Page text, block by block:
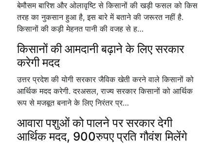
बेमौसम बारिश और ओलावृष्टि से किसानों की खड़ी फसल को किस
तरह का नुकसान हुआ है, इस बारे में बताने की जरूरत नहीं है.
किसानों की कड़ी मेहनत पानी की वजह से ह…
किसानों की आमदानी बढ़ाने के लिए सरकार
करेगी मदद
उत्तर प्रदेश की योगी सरकार जैविक खेती करने वाले किसानों को
आर्थिक मदद करेगी. दरअसल, राज्य सरकार किसानों को आर्थिक
रूप से मजबूत बनाने के लिए निरंतर प्र…
आवारा पशुओं को पालने पर सरकार देगी
आर्थिक मदद, 900रुपए प्रति गौवंश मिलेंगे